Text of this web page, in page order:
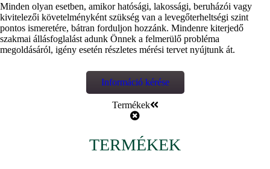
Minden olyan esetben, amikor hatósági, lakossági, beruházói vagy
kivitelezői követelményként szükség van a levegőterheltségi szint
pontos ismeretére, bátran forduljon hozzánk. Mindenre kiterjedő
szakmai állásfoglalást adunk Önnek a felmerülő probléma
megoldásáról, igény esetén részletes mérési tervet nyújtunk át.
Információ kérése
Termékek
TERMÉKEK